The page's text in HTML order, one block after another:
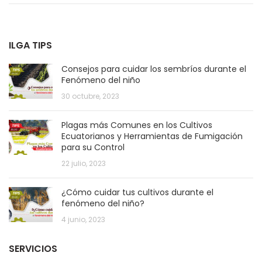
ILGA TIPS
Consejos para cuidar los sembríos durante el
Fenómeno del niño
30 octubre, 2023
Plagas más Comunes en los Cultivos
Ecuatorianos y Herramientas de Fumigación
para su Control
22 julio, 2023
¿Cómo cuidar tus cultivos durante el
fenómeno del niño?
4 junio, 2023
SERVICIOS